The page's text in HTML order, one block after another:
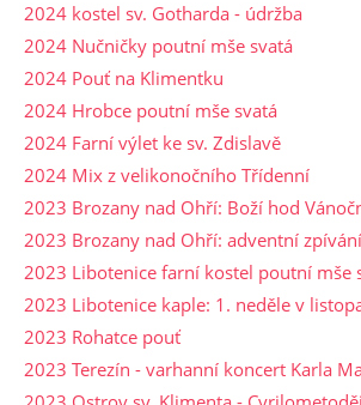
2024 kostel sv. Gotharda - údržba
2024 Nučničky poutní mše svatá
2024 Pouť na Klimentku
2024 Hrobce poutní mše svatá
2024 Farní výlet ke sv. Zdislavě
2024 Mix z velikonočního Třídenní
2023 Brozany nad Ohří: Boží hod
2023 Brozany nad Ohří: adventní zpívání
2023 Libotenice farní kostel poutní mše
2023 Libotenice kaple: 1. neděle v
2023 Rohatce pouť
2023 Terezín - varhanní koncert Karla